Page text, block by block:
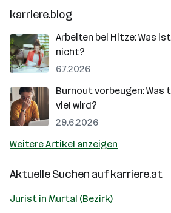
karriere.blog
Arbeiten bei Hitze: Was
nicht?
6.7.2026
Burnout vorbeugen: Was
viel wird?
29.6.2026
Weitere Artikel anzeigen
Aktuelle Suchen aufkarriere.at
Jurist in Murtal (Bezirk)